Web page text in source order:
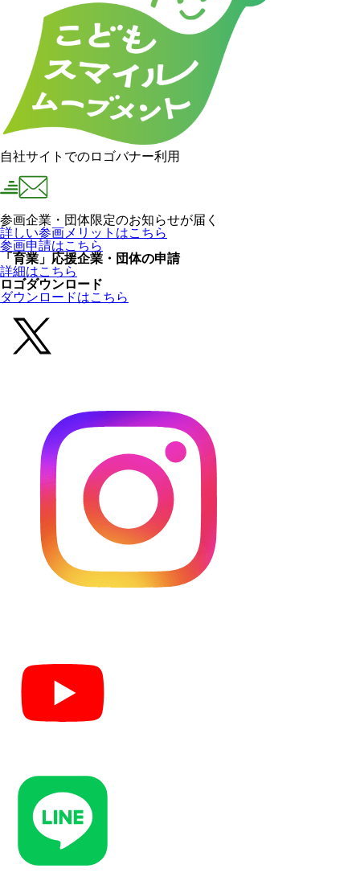
自社サイトでのロゴバナー利用
参画企業・団体限定のお知らせが届く
詳しい参画メリットはこちら
参画申請はこちら
「育業」応援企業・団体の申請
詳細はこちら
ロゴダウンロード
ダウンロードはこちら